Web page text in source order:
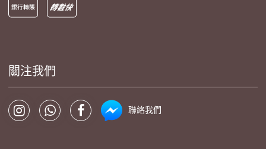
關注我們
聯絡我們